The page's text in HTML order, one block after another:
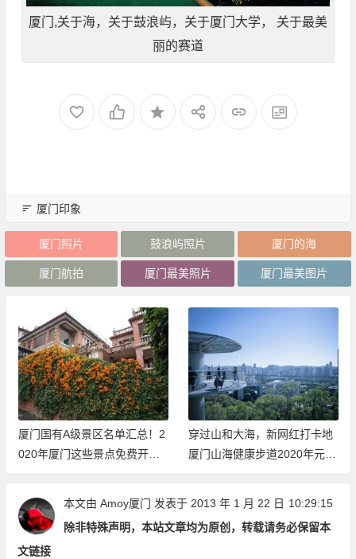
厦门,关于海，关于鼓浪屿，关于厦门大学， 关于最美
丽的赛道
厦门印象
厦门照片 鼓浪屿照片 厦门的海
厦门航拍 厦门最美照片 厦门最美图片
厦门国有A级景区名单汇总！2
020年厦门这些景点免费开放
（持续更新中）
穿过山和大海，新网红打卡地
厦门山海健康步道2020年元旦
开放体验
本文由 Amoy厦门 发表于 2013 年 1 月 22 日 10:29:15
除非特殊声明，本站文章均为原创，转载请务必保留本
文链接